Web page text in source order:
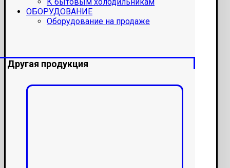
ОБОРУДОВАНИЕ
Оборудование на продаже
Другая продукция